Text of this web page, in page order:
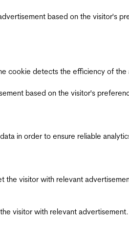
based on the visitor's
cookie detects the efficiency of
based on the visitor's
in order to ensure reliable
visitor with relevant
visitor with relevant